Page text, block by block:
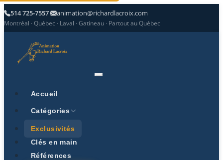
514 725-7557 animation@richardlacroix.com
Montréal · Québec · Laval · Gatineau · Partout au Québec
Accueil
Catégories
Exclusivités
Clés en main
Références